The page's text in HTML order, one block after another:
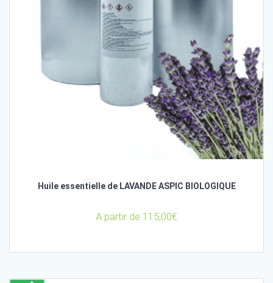
Huile essentielle de LAVANDE ASPIC BIOLOGIQUE
A partir de 115,00€